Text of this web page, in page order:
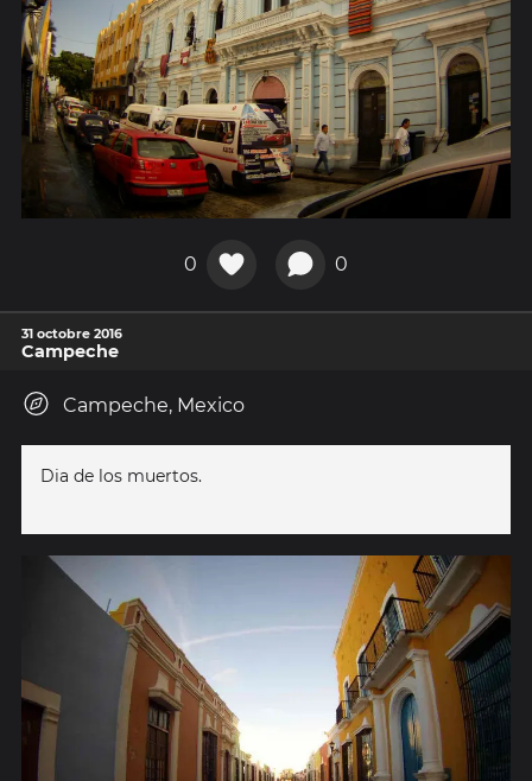
0 0
31 octobre 2016
Campeche
Campeche, Mexico
Dia de los muertos.